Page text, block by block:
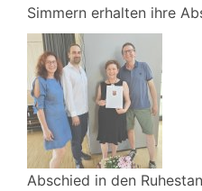
Simmern erhalten ihre
Abschied in den